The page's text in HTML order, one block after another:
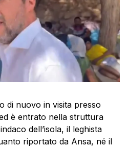
di nuovo in visita presso
è entrato nella struttura
dell’isola, il leghista
riportato da Ansa, né il